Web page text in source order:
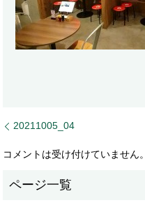
20211005_04
コメントは受け付けていません。